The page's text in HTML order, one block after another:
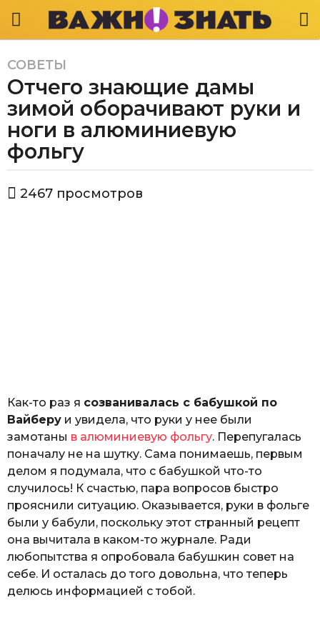
3
г
д
а
a
o
3
СОВЕТЫ
Отчего знающие дамы
зимой оборачивают руки и
ноги в алюминиевую
фольгу
в
2467 просмотров
Как-то раз я созванивалась с бабушкой по
Вайберу и увидела, что руки у нее были
замотаны в алюминиевую фольгу. Перепугалась
поначалу не на шутку. Сама понимаешь, первым
делом я подумала, что с бабушкой что-то
случилось! К счастью, пара вопросов быстро
прояснили ситуацию. Оказывается, руки в фольге
были у бабули, поскольку этот странный рецепт
она вычитала в каком-то журнале. Ради
любопытства я опробовала бабушкин совет на
себе. И осталась до того довольна, что теперь
делюсь информацией с тобой.